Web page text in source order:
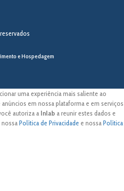
e Hospedagem
uma experiência mais saliente ao
em nossa plataforma e em serviços
autoriza a Inlab a reunir estes dados e
Política de Privacidade e nossaPolítica